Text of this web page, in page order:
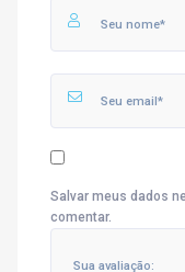
Salvar meus dados
comentar.